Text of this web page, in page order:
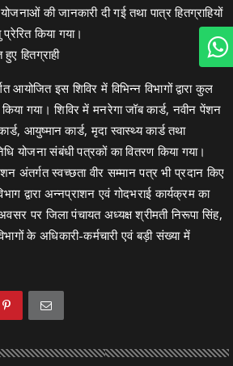
की जानकारी दी गई तथा पात्र हितग्राहियों
किया गया।
हितग्राही
इस शिविर में विभिन्न विभागों द्वारा कुल
किया गया। शिविर में मनरेगा जॉब कार्ड, नवीन पेंशन
आयुष्मान कार्ड, मृदा स्वास्थ्य कार्ड तथा
योजना संबंधी पत्रकों का वितरण किया गया।
अंतर्गत स्वच्छता वीर सम्मान पत्र भी प्रदान किए
द्वारा अन्नप्राशन एवं गोदभराई कार्यक्रम का
पर जिला पंचायत अध्यक्ष श्रीमती निरूपा सिंह,
के अधिकारी-कर्मचारी एवं बड़ी संख्या में